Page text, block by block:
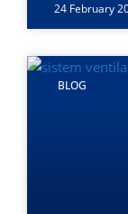
24 February
BLOG